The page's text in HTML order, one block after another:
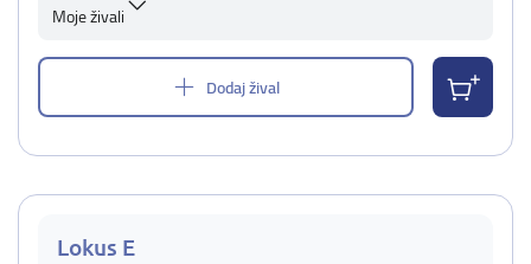
Moje živali
Dodaj žival
Lokus E